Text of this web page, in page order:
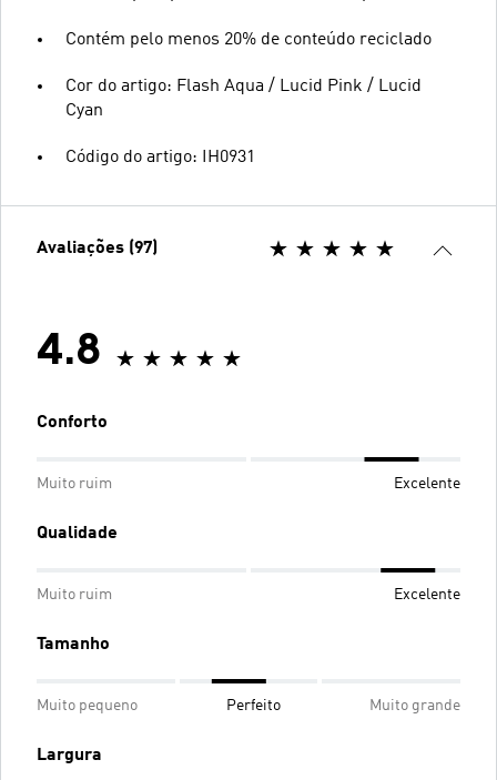
Contém pelo menos 20% de conteúdo reciclado
Cor do artigo: Flash Aqua / Lucid Pink / Lucid
Cyan
Código do artigo: IH0931
Avaliações (97)
4.8
Conforto
Muito ruim Excelente
Qualidade
Muito ruim Excelente
Tamanho
Muito pequeno Perfeito Muito grande
Largura